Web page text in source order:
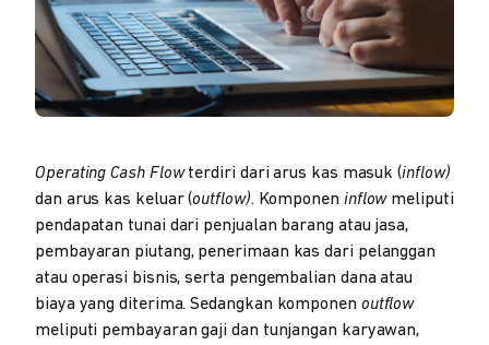
Operating Cash Flowterdiri dari arus kas masuk (inflow)
dan arus kas keluar (outflow). Komponen inflow meliputi
pendapatan tunai dari penjualan barang atau jasa,
pembayaran piutang, penerimaan kas dari pelanggan
atau operasi bisnis, serta pengembalian dana atau
biaya yang diterima. Sedangkan komponen outflow
meliputi pembayaran gaji dan tunjangan karyawan,